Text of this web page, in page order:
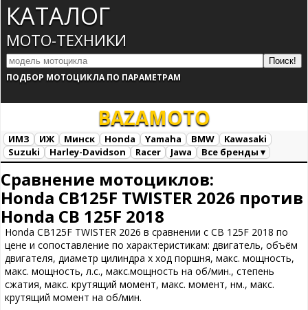
КАТАЛОГ
МОТО-ТЕХНИКИ
ПОДБОР МОТОЦИКЛА ПО ПАРАМЕТРАМ
BAZAMOTO
ИМЗ ИЖ Минск Honda Yamaha BMW
Kawasaki
Suzuki
Harley-Davidson Racer Jawa
Все бренды ▾
Сравнение мотоциклов:
Honda CB125F TWISTER 2026 против
Honda CB 125F 2018
Honda CB125F TWISTER 2026 в сравнении с CB 125F 2018 по
цене и сопоставление по характеристикам: двигатель, объём
двигателя, диаметр цилиндра х ход поршня, макс. мощность,
макс. мощность, л.с., макс.мощность на об/мин., степень
сжатия, макс. крутящий момент, макс. момент, нм., макс.
крутящий момент на об/мин.